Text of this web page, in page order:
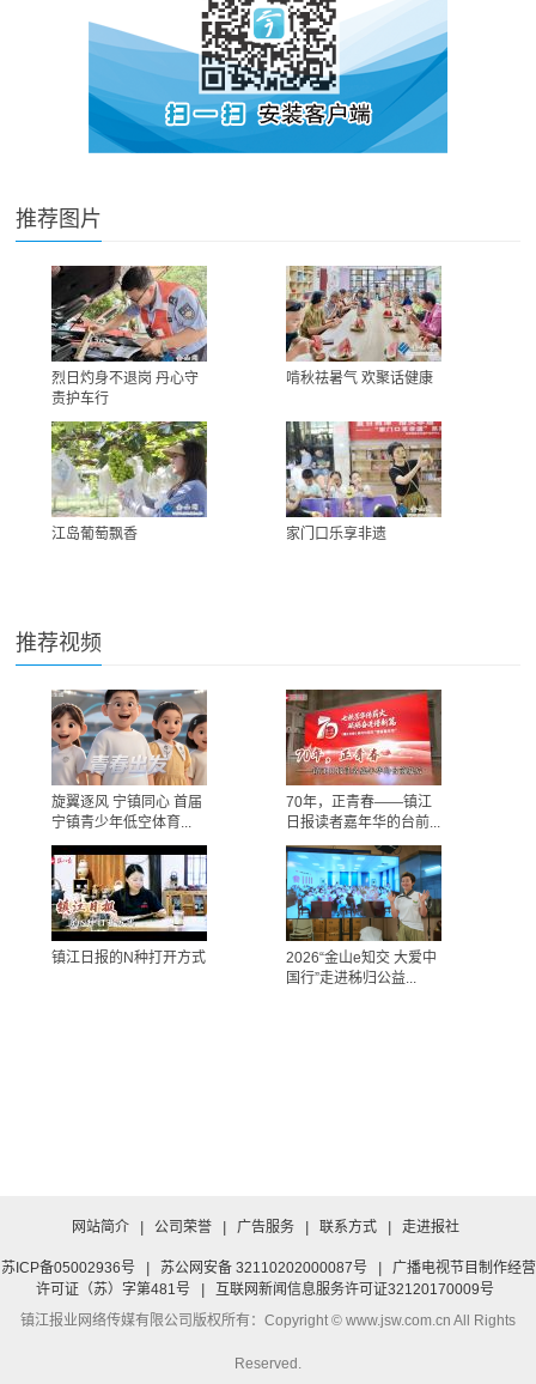
推荐图片
烈日灼身不退岗 丹心守
责护车行
啃秋祛暑气 欢聚话健康
江岛葡萄飘香 家门口乐享非遗
推荐视频
旋翼逐风 宁镇同心 首届
宁镇青少年低空体育...
70年，正青春——镇江
日报读者嘉年华的台前...
镇江日报的N种打开方式
2026“金山e知交 大爱中
国行”走进秭归公益...
网站简介 公司荣誉 广告服务 联系方式 走进报社
苏ICP备05002936号 苏公网安备 32110202000087号
广播电视节目制作经营
许可证（苏）字第481号
互联网新闻信息服务许可证32120170009号
镇江报业网络传媒有限公司 版权所有：Copyright © www.jsw.com.cn All Rights
Reserved.